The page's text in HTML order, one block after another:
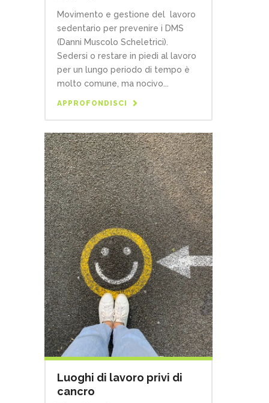
Movimento e gestione del lavoro
sedentario per prevenire i DMS
(Danni Muscolo Scheletrici).
Sedersi o restare in piedi al lavoro
per un lungo periodo di tempo è
molto comune, ma nocivo...
APPROFONDISCI
Luoghi di lavoro privi di
cancro